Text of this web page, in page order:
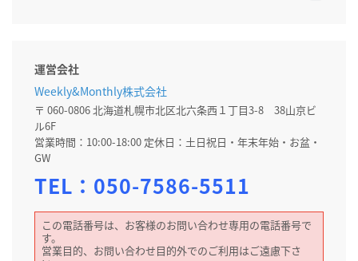
運営会社
Weekly&Monthly株式会社
〒 060-0806 北海道札幌市北区北六条西１丁目3-8 38山京ビ
ル6F
営業時間：10:00-18:00 定休日：土日祝日・年末年始・お盆・
GW
TEL： 050-7586-5511
この電話番号は、お客様のお問い合わせ専用の電話番号で
す。
営業目的、お問い合わせ目的外でのご利用はご遠慮下さ